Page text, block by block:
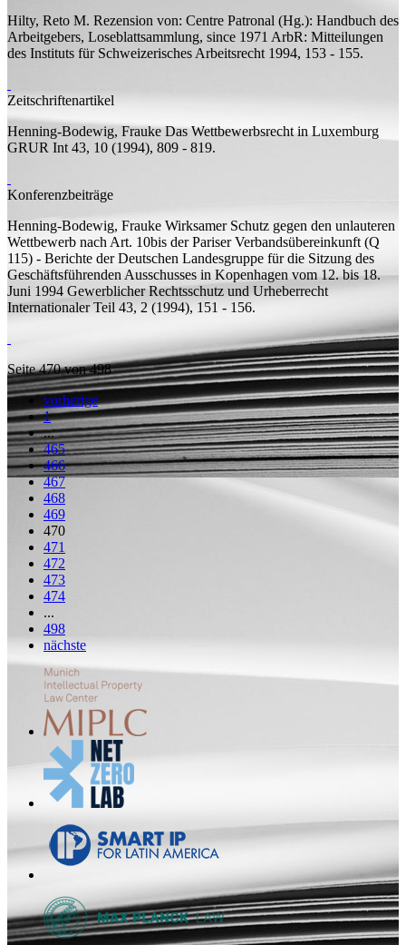
Hilty, Reto M. Rezension von: Centre Patronal (Hg.): Handbuch des
Arbeitgebers, Loseblattsammlung, since 1971 ArbR: Mitteilungen
des Instituts für Schweizerisches Arbeitsrecht 1994, 153 - 155.
Zeitschriftenartikel
Henning-Bodewig, Frauke Das Wettbewerbsrecht in Luxemburg
GRUR Int 43, 10 (1994), 809 - 819.
Konferenzbeiträge
Henning-Bodewig, Frauke Wirksamer Schutz gegen den unlauteren
Wettbewerb nach Art. 10bis der Pariser Verbandsübereinkunft (Q
115) - Berichte der Deutschen Landesgruppe für die Sitzung des
Geschäftsführenden Ausschusses in Kopenhagen vom 12. bis 18.
Juni 1994 Gewerblicher Rechtsschutz und Urheberrecht
Internationaler Teil 43, 2 (1994), 151 - 156.
Seite 470 von 498
vorherige
1
...
465
466
467
468
469
470
471
472
473
474
...
498
nächste